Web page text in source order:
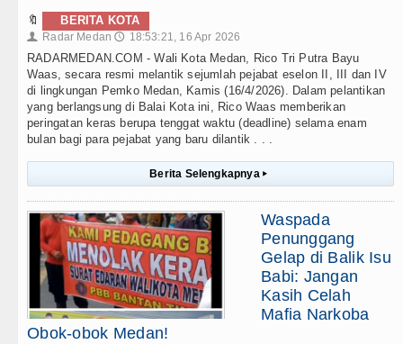
🔖 BERITA KOTA
👤 Radar Medan 🕔 18:53:21, 16 Apr 2026
RADARMEDAN.COM - Wali Kota Medan, Rico Tri Putra Bayu
Waas, secara resmi melantik sejumlah pejabat eselon II, III dan IV
di lingkungan Pemko Medan, Kamis (16/4/2026). Dalam pelantikan
yang berlangsung di Balai Kota ini, Rico Waas memberikan
peringatan keras berupa tenggat waktu (deadline) selama enam
bulan bagi para pejabat yang baru dilantik . . .
Berita Selengkapnya ▸
Waspada
Penunggang
Gelap di Balik Isu
Babi: Jangan
Kasih Celah
Mafia Narkoba
Obok-obok Medan!